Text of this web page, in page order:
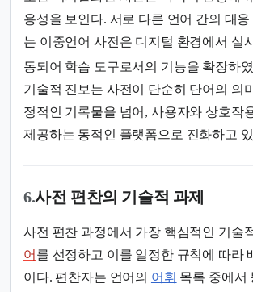
용성을 보인다. 서로 다른 언어 간의 대
는 이중언어 사전은 디지털 환경에서 실
동되어 학습 도구로서의 기능을 확장하
기술적 진보는 사전이 단순히 단어의 의
정적인 기록물을 넘어, 사용자와 상호작
제공하는 동적인 플랫폼으로 진화하고
6.사전 편찬의 기술적 과제
사전 편찬 과정에서 가장 핵심적인 기술
어 를 선정하고 이를 일정한 규칙에 따라
이다. 편찬자는 언어의 어휘 목록 중에서